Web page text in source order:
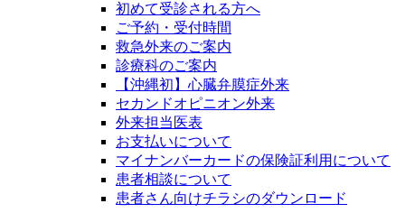
初めて受診される方へ
ご予約・受付時間
救急外来のご案内
診療科のご案内
【沖縄初】心臓弁膜症外来
セカンドオピニオン外来
外来担当医表
お支払いについて
マイナンバーカードの保険証利用について
患者相談について
患者さん向けチラシのダウンロード